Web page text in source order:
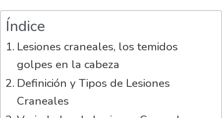
Índice
Lesiones craneales, los temidos
golpes en la cabeza
Definición y Tipos de Lesiones
Craneales